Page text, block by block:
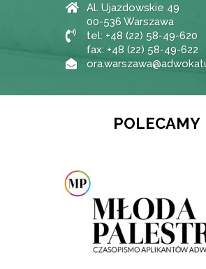
Al. Ujazdowskie 49
00-536 Warszawa
tel: +48 (22) 58-49-620
fax: +48 (22) 58-49-622
POLECAMY